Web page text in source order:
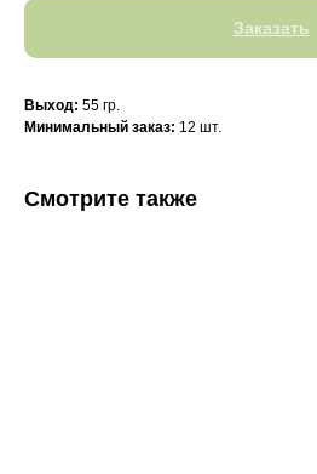
Заказать
Выход: 55 гр.
Минимальный заказ: 12 шт.
Смотрите также